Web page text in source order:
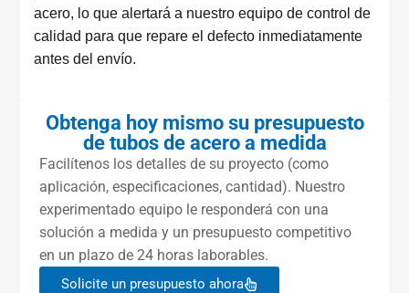
acero, lo que alertará a nuestro equipo de control de
calidad para que repare el defecto inmediatamente
antes del envío.
Obtenga hoy mismo su presupuesto
de tubos de acero a medida
Facilítenos los detalles de su proyecto (como
aplicación, especificaciones, cantidad). Nuestro
experimentado equipo le responderá con una
solución a medida y un presupuesto competitivo
en un plazo de 24 horas laborables.
Solicite un presupuesto ahora